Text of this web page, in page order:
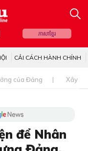
ភាសាខ្មែរ
CẢI CÁCH HÀNH CHÍNH
của Đảng Xây
để Nhân